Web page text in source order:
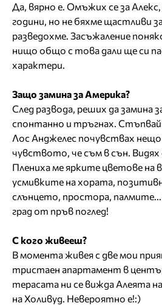
Да, вярно е. Омъжих се за
години, но не бяхме щастливи
разведохме. Засъжаление
нищо общо с това дали ще си
характери.
Защо замина за Америка?
След развода, реших да замина
спонтанно и тръгнах.
Лос Анджелес почувствах
чувството, че съм в сън. Видях
Плениха ме ярките цветове на
усмивките на хората,
слънцето, простора,
град от пръв поглед!
С кого живееш?
В момента живея с две мои
тристаен апартамент в
терасата ни се вижда Алеята
на Холивуд. Невероятно е!:)